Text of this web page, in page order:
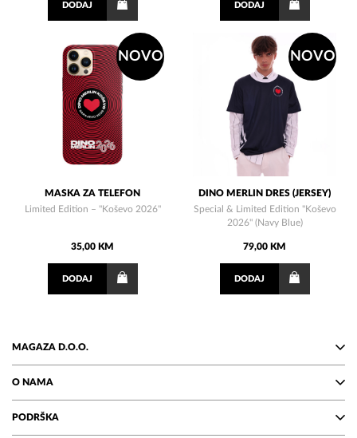
DODAJ DODAJ
NOVO
MASKA ZA TELEFON
Limited Edition – "Koševo 2026"
35,00 KM
DODAJ
NOVO
DINO MERLIN DRES (JERSEY)
Special & Limited Edition "Koševo
2026" (Navy Blue)
79,00 KM
DODAJ
MAGAZA D.O.O.
O NAMA
PODRŠKA